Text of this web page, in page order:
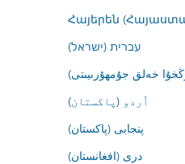
Հայերեն
עברית (ישראל)
خەلق جۇمھۇرىيىتى)
اُردو (پاکستان)
پنجابی (پاکستان)
درى (افغانستان)